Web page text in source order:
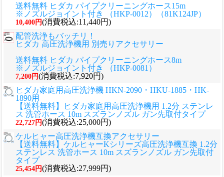
送料無料 ヒダカ パイプクリーニングホース15m
※ノズルジョイント付き （HKP-0012）（81K124JP）
10,400円(消費税込:11,440円)
配管洗浄もバッチリ！
ヒダカ 高圧洗浄機用 別売りアクセサリー
送料無料 ヒダカ パイプクリーニングホース8m
※ノズルジョイント付き （HKP-0081）
7,200円(消費税込:7,920円)
ヒダカ家庭用高圧洗浄機 HKN-2090・HKU-1885・HK-
1890用
【送料無料】ヒダカ家庭用高圧洗浄機用 1.2分 ステンレ
ス 洗管ホース 10m スズランノズル ガン先取付タイプ
22,727円(消費税込:25,000円)
ケルヒャー高圧洗浄機互換アクセサリー
【送料無料】ケルヒャーKシリーズ高圧洗浄機互換 1.2分
ステンレス 洗管ホース 10m スズランノズル ガン先取付
タイプ
25,454円(消費税込:27,999円)